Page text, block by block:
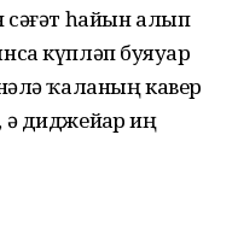
һайын алып
күпләп буяуҙар
ҡаланың кавер
диджейҙар иң